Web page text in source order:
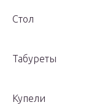
Стол
Табуреты
Купели